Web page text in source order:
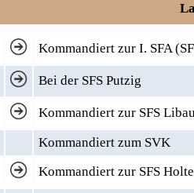
Kommandiert zur I. SFA
Bei der SFS Putzig
Kommandiert zur SFS
Kommandiert zum SVK
Kommandiert zur SFS